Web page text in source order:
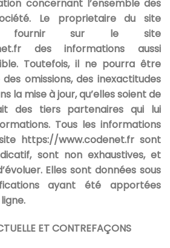
concernant l’ensemble des
Le proprietaire du site
fournir sur le site
des informations aussi
Toutefois, il ne pourra être
omissions, des inexactitudes
la mise à jour, qu’elles soient de
des tiers partenaires qui lui
Tous les informations
https://www.codenet.fr sont
sont non exhaustives, et
Elles sont données sous
ayant été apportées
ET CONTREFAÇONS